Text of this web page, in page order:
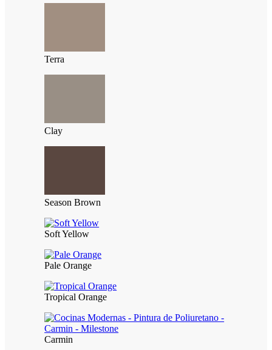
Terra
Clay
Season Brown
Soft Yellow
Pale Orange
Tropical Orange
Carmin